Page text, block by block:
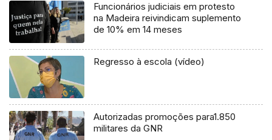
Funcionários judiciais em protesto
na Madeira reivindicam suplemento
de 10% em 14 meses
Regresso à escola (vídeo)
Autorizadas promoções para1.850
militares da GNR